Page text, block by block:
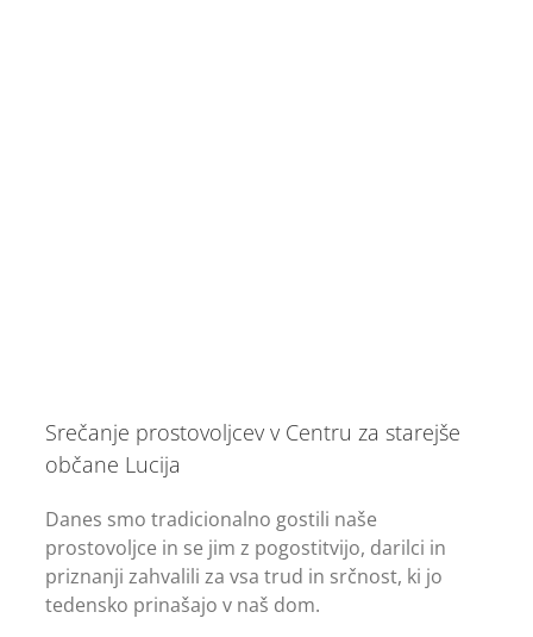
Srečanje prostovoljcev v Centru za starejše
občane Lucija
Danes smo tradicionalno gostili naše
prostovoljce in se jim z pogostitvijo, darilci in
priznanji zahvalili za vsa trud in srčnost, ki jo
tedensko prinašajo v naš dom.